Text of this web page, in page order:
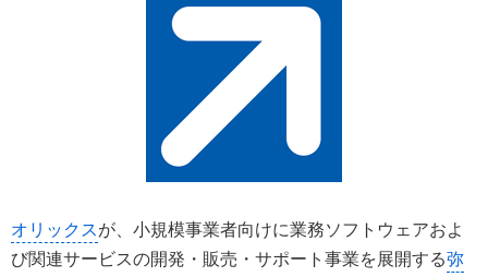
オリックスが、小規模事業者向けに業務ソフトウェアおよ
び関連サービスの開発・販売・サポート事業を展開する弥